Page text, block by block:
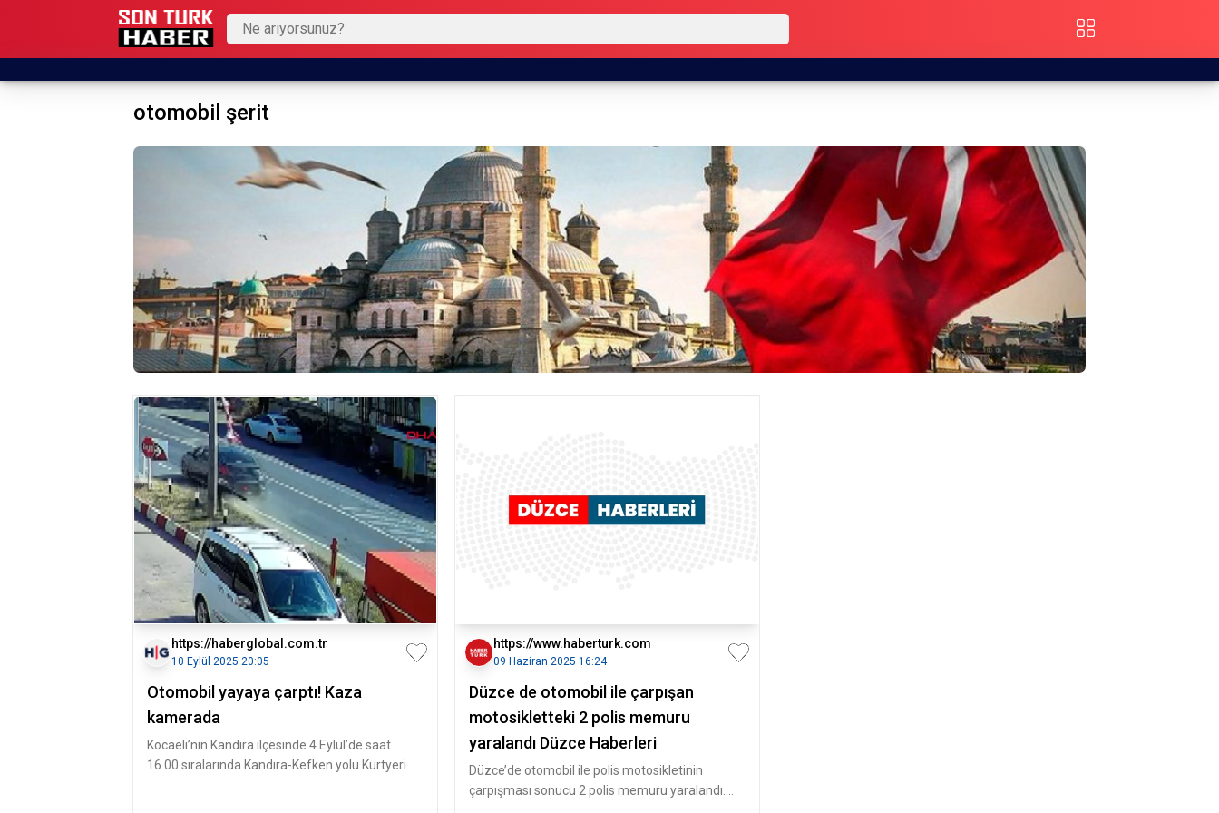
otomobil şerit
https://haberglobal.com.tr
10 Eylül 2025 20:05
Otomobil yayaya çarptı! Kaza
kamerada
Kocaeli’nin Kandıra ilçesinde 4 Eylül’de saat
16.00 sıralarında Kandıra-Kefken yolu Kurtyeri
https://www.haberturk.com
09 Haziran 2025 16:24
Düzce de otomobil ile çarpışan
motosikletteki 2 polis memuru
yaralandı Düzce Haberleri
Düzce’de otomobil ile polis motosikletinin
çarpışması sonucu 2 polis memuru yaralandı.